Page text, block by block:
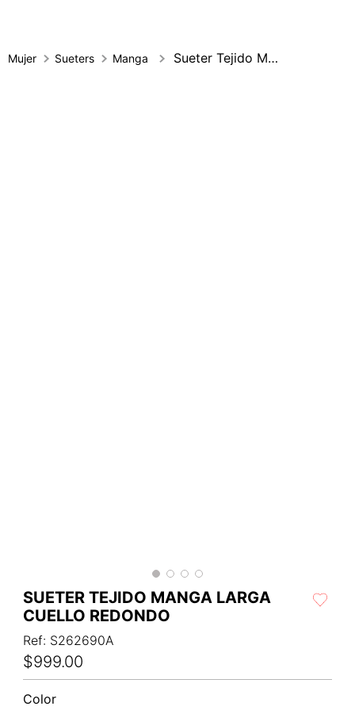
Mujer Sueters Manga larga Sueter Tejido Manga Larga Cuello Redondo
SUETER TEJIDO MANGA LARGA
CUELLO REDONDO
Ref: S262690A
$999.00
Color